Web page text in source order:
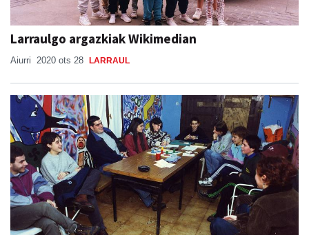
Larraulgo argazkiak Wikimedian
Aiurri 2020 ots 28 LARRAUL